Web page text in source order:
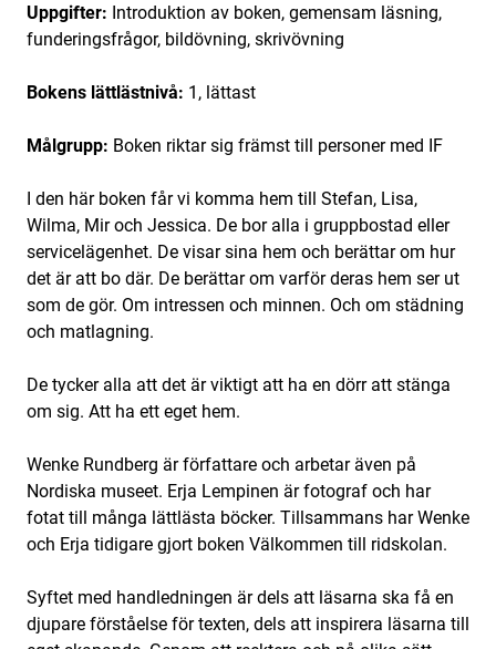
Uppgifter: Introduktion av boken, gemensam läsning,
funderingsfrågor, bildövning, skrivövning
Bokens lättlästnivå: 1, lättast
Målgrupp: Boken riktar sig främst till personer med IF
I den här boken får vi komma hem till Stefan, Lisa,
Wilma, Mir och Jessica. De bor alla i gruppbostad eller
servicelägenhet. De visar sina hem och berättar om hur
det är att bo där. De berättar om varför deras hem ser ut
som de gör. Om intressen och minnen. Och om städning
och matlagning.
De tycker alla att det är viktigt att ha en dörr att stänga
om sig. Att ha ett eget hem.
Wenke Rundberg är författare och arbetar även på
Nordiska museet. Erja Lempinen är fotograf och har
fotat till många lättlästa böcker. Tillsammans har Wenke
och Erja tidigare gjort boken Välkommen till ridskolan.
Syftet med handledningen är dels att läsarna ska få en
djupare förståelse för texten, dels att inspirera läsarna till